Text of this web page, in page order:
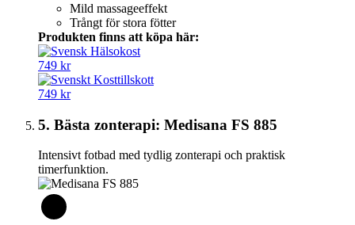
Mild massageeffekt
Trångt för stora fötter
Produkten finns att köpa här:
749 kr
749 kr
5. Bästa zonterapi: Medisana FS 885
Intensivt fotbad med tydlig zonterapi och praktisk
timerfunktion.